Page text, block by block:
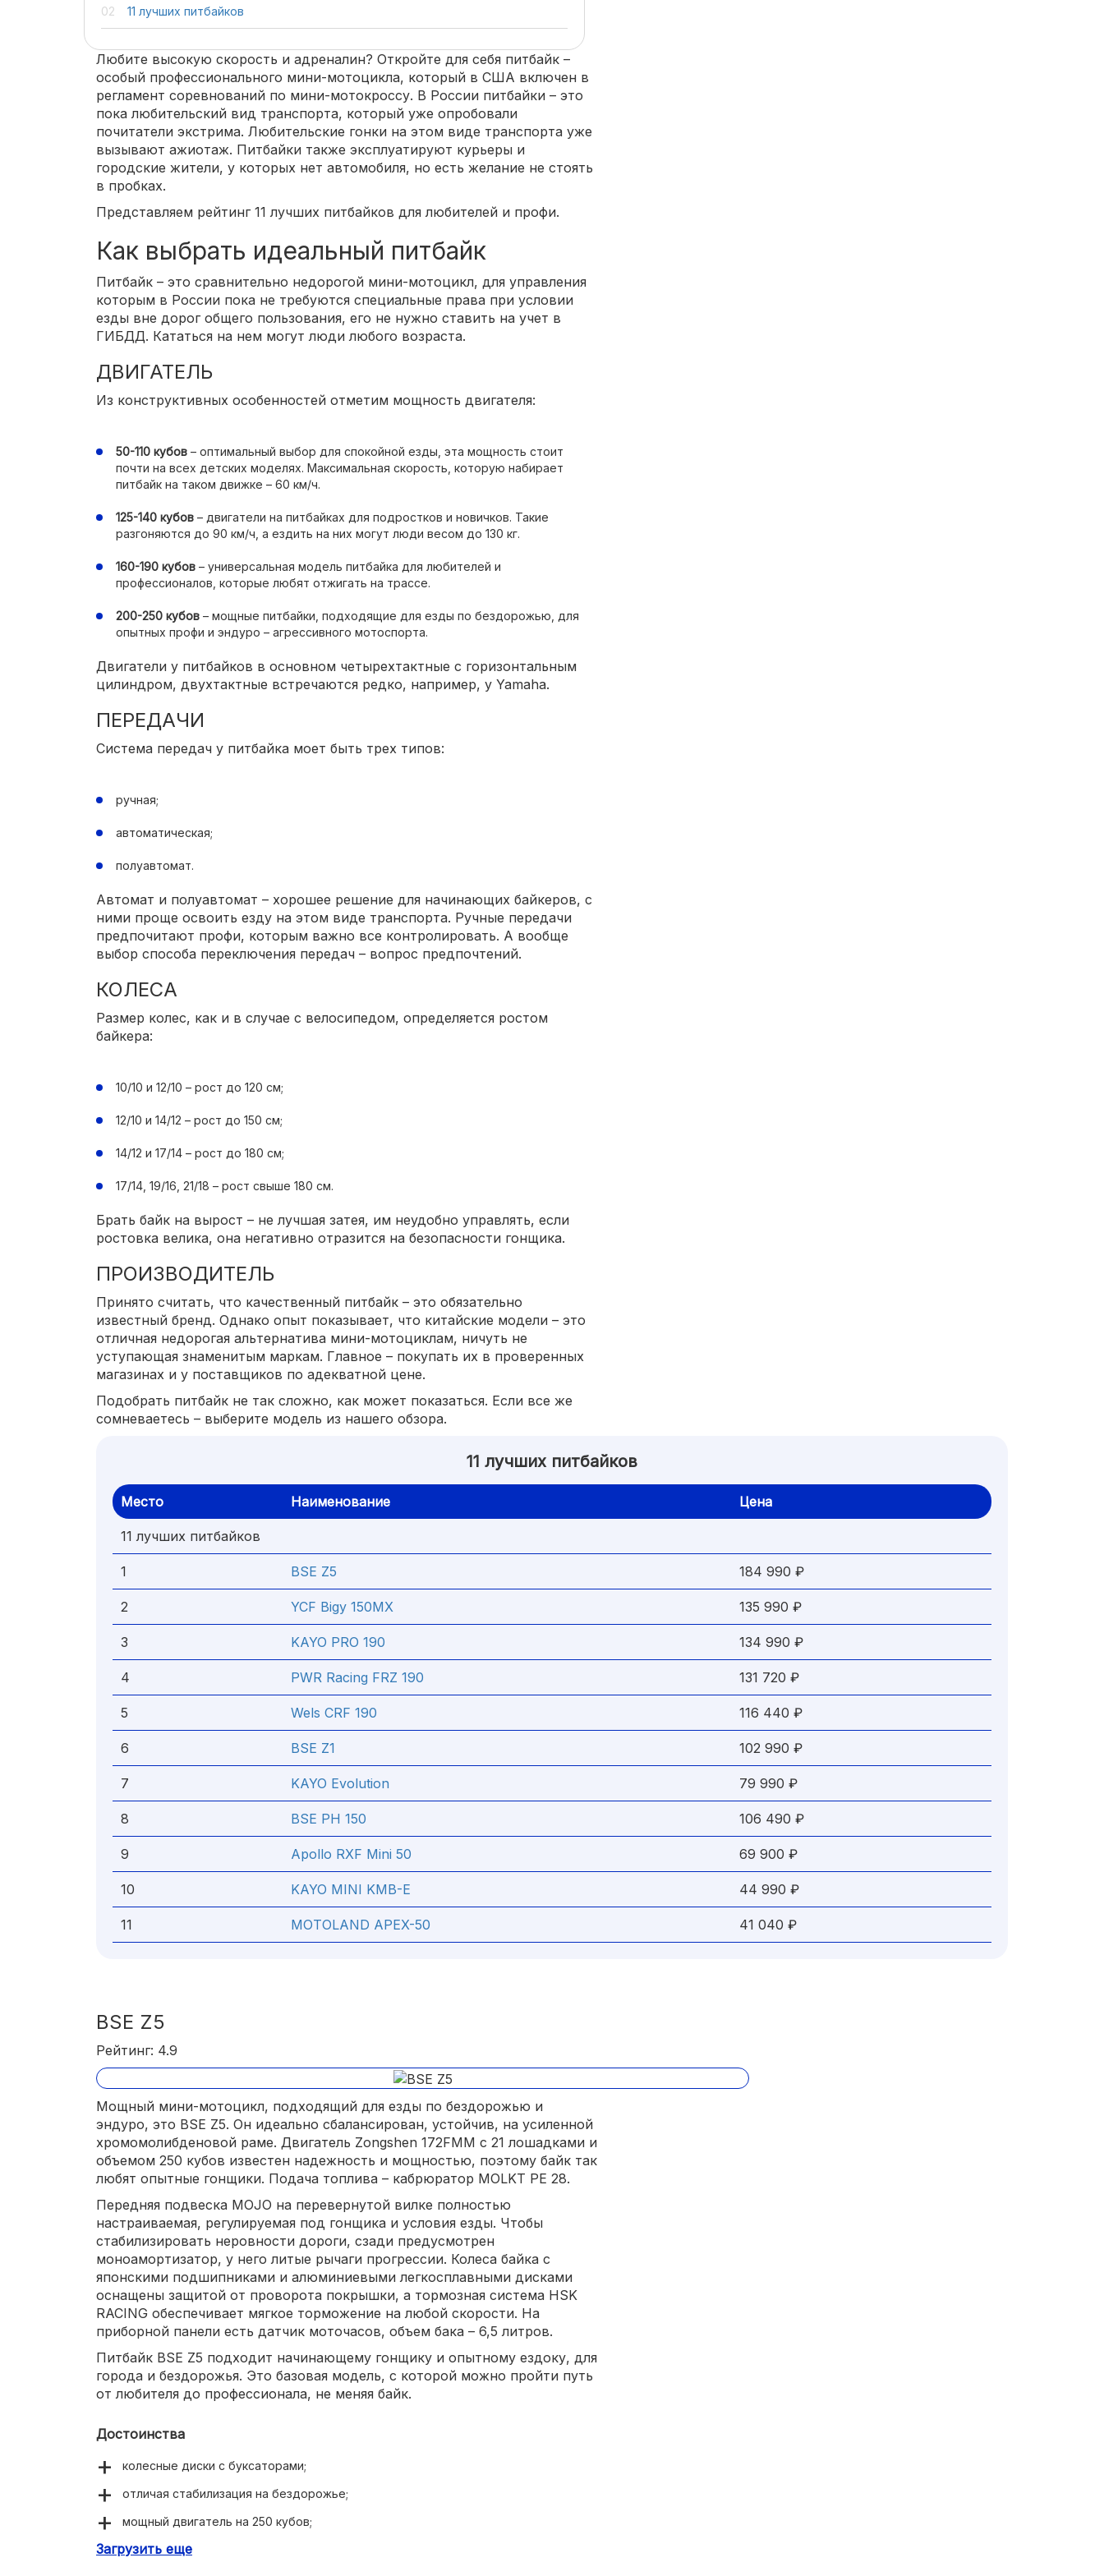
11 лучших питбайков
Любите высокую скорость и адреналин? Откройте для себя питбайк –
особый профессионального мини-мотоцикла, который в США включен в
регламент соревнований по мини-мотокроссу. В России питбайки – это
пока любительский вид транспорта, который уже опробовали
почитатели экстрима. Любительские гонки на этом виде транспорта уже
вызывают ажиотаж. Питбайки также эксплуатируют курьеры и
городские жители, у которых нет автомобиля, но есть желание не стоять
в пробках.
Представляем рейтинг 11 лучших питбайков для любителей и профи.
Как выбрать идеальный питбайк
Питбайк – это сравнительно недорогой мини-мотоцикл, для управления
которым в России пока не требуются специальные права при условии
езды вне дорог общего пользования, его не нужно ставить на учет в
ГИБДД. Кататься на нем могут люди любого возраста.
ДВИГАТЕЛЬ
Из конструктивных особенностей отметим мощность двигателя:
50-110 кубов – оптимальный выбор для спокойной езды, эта мощность стоит
почти на всех детских моделях. Максимальная скорость, которую набирает
питбайк на таком движке – 60 км/ч.
125-140 кубов – двигатели на питбайках для подростков и новичков. Такие
разгоняются до 90 км/ч, а ездить на них могут люди весом до 130 кг.
160-190 кубов – универсальная модель питбайка для любителей и
профессионалов, которые любят отжигать на трассе.
200-250 кубов – мощные питбайки, подходящие для езды по бездорожью, для
опытных профи и эндуро – агрессивного мотоспорта.
Двигатели у питбайков в основном четырехтактные с горизонтальным
цилиндром, двухтактные встречаются редко, например, у Yamaha.
ПЕРЕДАЧИ
Система передач у питбайка моет быть трех типов:
ручная;
автоматическая;
полуавтомат.
Автомат и полуавтомат – хорошее решение для начинающих байкеров, с
ними проще освоить езду на этом виде транспорта. Ручные передачи
предпочитают профи, которым важно все контролировать. А вообще
выбор способа переключения передач – вопрос предпочтений.
КОЛЕСА
Размер колес, как и в случае с велосипедом, определяется ростом
байкера:
10/10 и 12/10 – рост до 120 см;
12/10 и 14/12 – рост до 150 см;
14/12 и 17/14 – рост до 180 см;
17/14, 19/16, 21/18 – рост свыше 180 см.
Брать байк на вырост – не лучшая затея, им неудобно управлять, если
ростовка велика, она негативно отразится на безопасности гонщика.
ПРОИЗВОДИТЕЛЬ
Принято считать, что качественный питбайк – это обязательно
известный бренд. Однако опыт показывает, что китайские модели – это
отличная недорогая альтернатива мини-мотоциклам, ничуть не
уступающая знаменитым маркам. Главное – покупать их в проверенных
магазинах и у поставщиков по адекватной цене.
Подобрать питбайк не так сложно, как может показаться. Если все же
сомневаетесь – выберите модель из нашего обзора.
11 лучших питбайков
Место Наименование Цена
11 лучших питбайков
1 BSE Z5 184 990 ₽
2 YCF Bigy 150MX 135 990 ₽
3 KAYO PRO 190 134 990 ₽
4 PWR Racing FRZ 190 131 720 ₽
5 Wels CRF 190 116 440 ₽
6 BSE Z1 102 990 ₽
7 KAYO Evolution 79 990 ₽
8 BSE PH 150 106 490 ₽
9 Apollo RXF Mini 50 69 900 ₽
10 KAYO MINI KMB-E 44 990 ₽
11 MOTOLAND APEX-50 41 040 ₽
BSE Z5
Рейтинг: 4.9
Мощный мини-мотоцикл, подходящий для езды по бездорожью и
эндуро, это BSE Z5. Он идеально сбалансирован, устойчив, на усиленной
хромомолибденовой раме. Двигатель Zongshen 172FMM с 21 лошадками и
объемом 250 кубов известен надежность и мощностью, поэтому байк так
любят опытные гонщики. Подача топлива – кабрюратор MOLKT PE 28.
Передняя подвеска MOJO на перевернутой вилке полностью
настраиваемая, регулируемая под гонщика и условия езды. Чтобы
стабилизировать неровности дороги, сзади предусмотрен
моноамортизатор, у него литые рычаги прогрессии. Колеса байка с
японскими подшипниками и алюминиевыми легкосплавными дисками
оснащены защитой от проворота покрышки, а тормозная система HSK
RACING обеспечивает мягкое торможение на любой скорости. На
приборной панели есть датчик моточасов, объем бака – 6,5 литров.
Питбайк BSE Z5 подходит начинающему гонщику и опытному ездоку, для
города и бездорожья. Это базовая модель, с которой можно пройти путь
от любителя до профессионала, не меняя байк.
Достоинства
колесные диски с буксаторами;
отличая стабилизация на бездорожье;
мощный двигатель на 250 кубов;
защита рук на руке;
Загрузить еще